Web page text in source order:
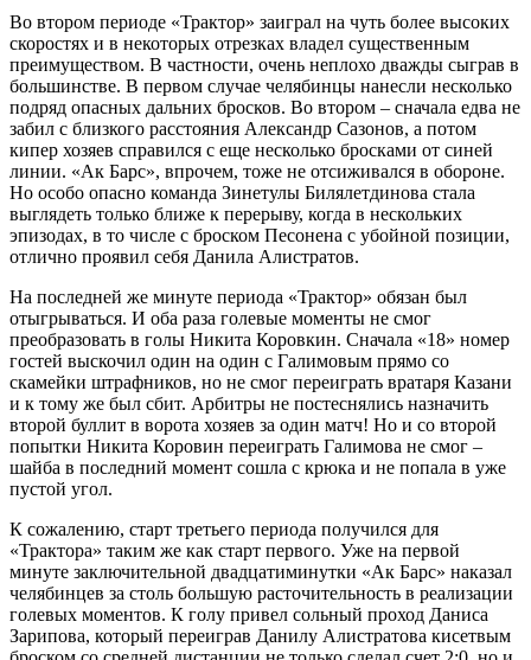
Во втором периоде «Трактор» заиграл на чуть более высоких
скоростях и в некоторых отрезках владел существенным
преимуществом. В частности, очень неплохо дважды сыграв в
большинстве. В первом случае челябинцы нанесли несколько
подряд опасных дальних бросков. Во втором – сначала едва не
забил с близкого расстояния Александр Сазонов, а потом
кипер хозяев справился с еще несколько бросками от синей
линии. «Ак Барс», впрочем, тоже не отсиживался в обороне.
Но особо опасно команда Зинетулы Билялетдинова стала
выглядеть только ближе к перерыву, когда в нескольких
эпизодах, в то числе с броском Песонена с убойной позиции,
отлично проявил себя Данила Алистратов.
На последней же минуте периода «Трактор» обязан был
отыгрываться. И оба раза голевые моменты не смог
преобразовать в голы Никита Коровкин. Сначала «18» номер
гостей выскочил один на один с Галимовым прямо со
скамейки штрафников, но не смог переиграть вратаря Казани
и к тому же был сбит. Арбитры не постеснялись назначить
второй буллит в ворота хозяев за один матч! Но и со второй
попытки Никита Коровин переиграть Галимова не смог –
шайба в последний момент сошла с крюка и не попала в уже
пустой угол.
К сожалению, старт третьего периода получился для
«Трактора» таким же как старт первого. Уже на первой
минуте заключительной двадцатиминутки «Ак Барс» наказал
челябинцев за столь большую расточительность в реализации
голевых моментов. К голу привел сольный проход Даниса
Зарипова, который переиграв Данилу Алистратова кисетвым